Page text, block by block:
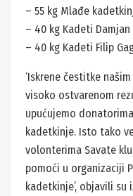
– 55 kg Mlađe
– 40 kg Kadeti
– 40 kg Kadeti Filip
‘Iskrene čestitke
visoko ostvarenom
upućujemo
kadetkinje. Isto tako
volonterima Savate
pomoći u organizaciji
kadetkinje’, objavili su